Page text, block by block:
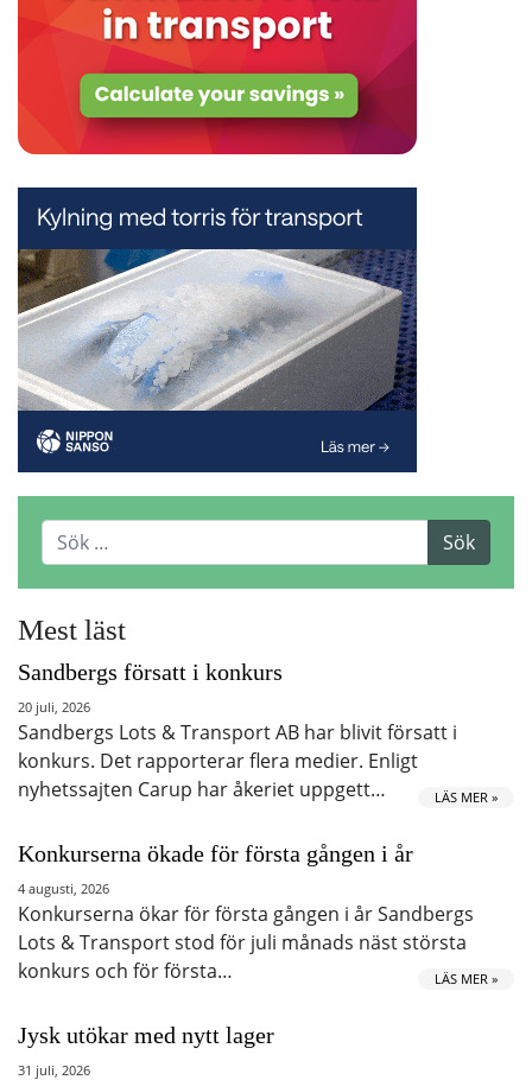
Mest läst
Sandbergs försatt i konkurs
20 juli, 2026
Sandbergs Lots & Transport AB har blivit försatt i
konkurs. Det rapporterar flera medier. Enligt
nyhetssajten Carup har åkeriet uppgett…
LÄS MER »
Konkurserna ökade för första gången i år
4 augusti, 2026
Konkurserna ökar för första gången i år Sandbergs
Lots & Transport stod för juli månads näst största
konkurs och för första…
LÄS MER »
Jysk utökar med nytt lager
31 juli, 2026